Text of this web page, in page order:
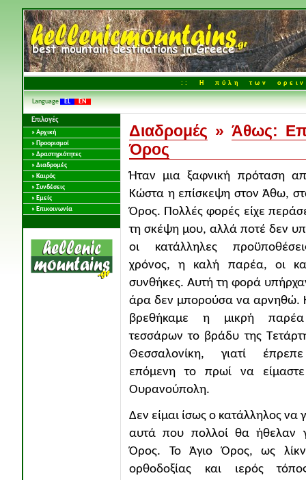
:: Η πύλη των
Language EL EN
Επιλογές
» Αρχική
» Προορισμοί
» Δραστηριότητες
» Διαδρομές
» Καιρός
» Συνδέσεις
» Εμείς
» Επικοινωνία
Διαδρομές »Άθως:
Όρος
Ήταν μια ξαφνική πρόταση
Κώστα η επίσκεψη στον Άθω,
Όρος. Πολλές φορές είχε
τη σκέψη μου, αλλά ποτέ δεν
οι κατάλληλες
χρόνος, η καλή παρέα, οι
συνθήκες. Αυτή τη φορά
άρα δεν μπορούσα να αρνηθώ.
βρεθήκαμε η μικρή
τεσσάρων το βράδυ της
Θεσσαλονίκη, γιατί
επόμενη το πρωί να
Ουρανούπολη.
Δεν είμαι ίσως ο κατάλληλος
αυτά που πολλοί θα ήθελαν
Όρος. Το Άγιο Όρος, ως
ορθοδοξίας και ιερός